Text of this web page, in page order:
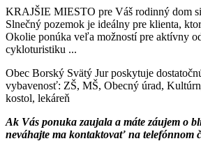
KRAJŠIE MIESTO pre Váš rodinný dom
Slnečný pozemok je ideálny pre klienta,
Okolie ponúka veľa možností pre aktívny
cykloturistiku ...
Obec Borský Svätý Jur poskytuje
vybavenosť: ZŠ, MŠ, Obecný úrad,
kostol, lekáreň
Ak Vás ponuka zaujala a máte záujem o
neváhajte ma kontaktovať na telefónnom